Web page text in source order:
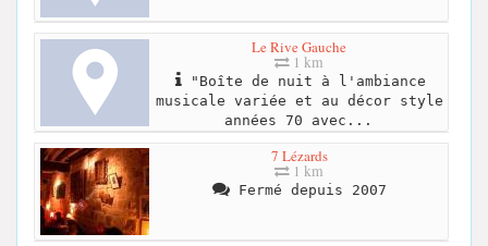
Le Rive Gauche
1 km
"Boîte de nuit à l'ambiance
musicale variée et au décor style
années 70 avec...
7 Lézards
1 km
Fermé depuis 2007